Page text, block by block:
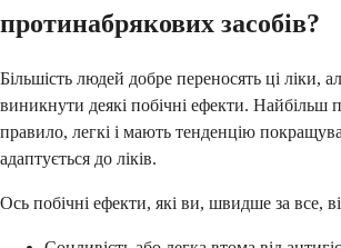
протинабрякових засобів?
Більшість людей добре переносять ці ліки,
виникнути деякі побічні ефекти. Найбільш
правило, легкі і мають тенденцію
адаптується до ліків.
Ось побічні ефекти, які ви, швидше за все,